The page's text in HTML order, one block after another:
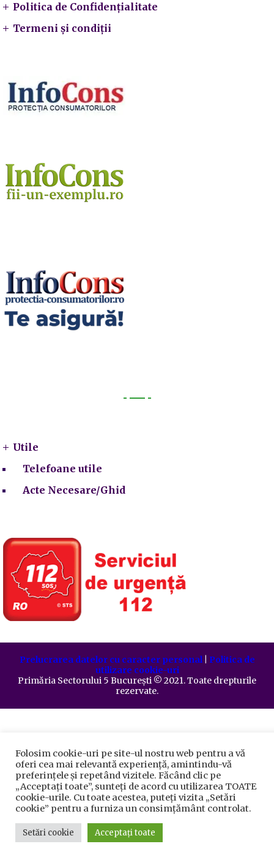
Politica de Confidențialitate
Termeni și condiții
Utile
Telefoane utile
Acte Necesare/Ghid
Prelucrarea datelor cu caracter personal| Politica de
utilizare cookie-uri
Primăria Sectorului 5 București ©️ 2021. Toate drepturile
rezervate.
Folosim cookie-uri pe site-ul nostru web pentru a vă
oferi cea mai relevantă experiență, amintindu-vă
preferințele și repetând vizitele. Făcând clic pe
„Acceptați toate”, sunteți de acord cu utilizarea TOATE
cookie-urile. Cu toate acestea, puteți vizita „Setări
cookie” pentru a furniza un consimțământ controlat.
Setări cookie Acceptați toate